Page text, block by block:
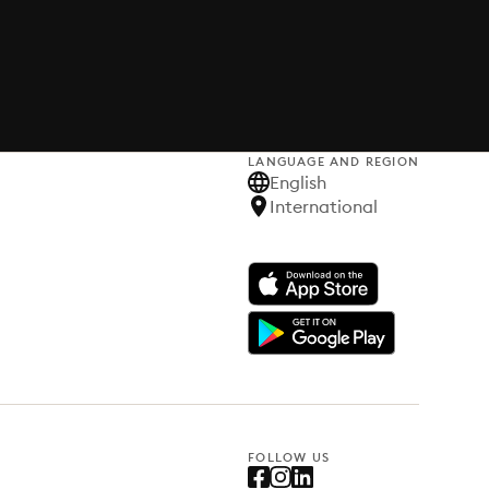
LANGUAGE AND REGION
English
International
FOLLOW US